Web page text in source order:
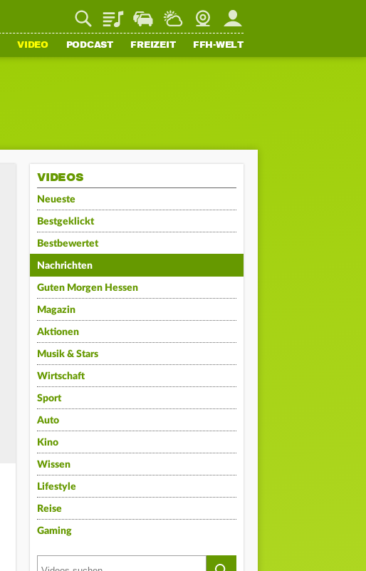
PlaylistStaupilotWetterWebcamMein FFH
VIDEO PODCAST FREIZEIT FFH-WELT
VIDEOS
Neueste
Bestgeklickt
Bestbewertet
Nachrichten
Guten Morgen Hessen
Magazin
Aktionen
Musik & Stars
Wirtschaft
Sport
Auto
Kino
Wissen
Lifestyle
Reise
Gaming